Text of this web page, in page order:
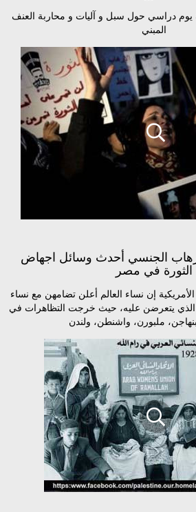
يوم دراسي حول سبل و آليات و محاربة العنف
المبني
الجنسي أحدث وسائل اجهاض
الثورة في مصر
إن نساء العالم أعلن تضامهن مع نساء
يتعرضن عليه، حيث خرجت التظاهرات في